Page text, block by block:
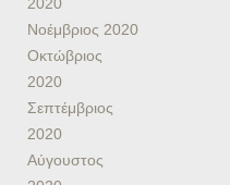
Νοέμβριος 2020
Οκτώβριος
2020
Σεπτέμβριος
2020
Αύγουστος